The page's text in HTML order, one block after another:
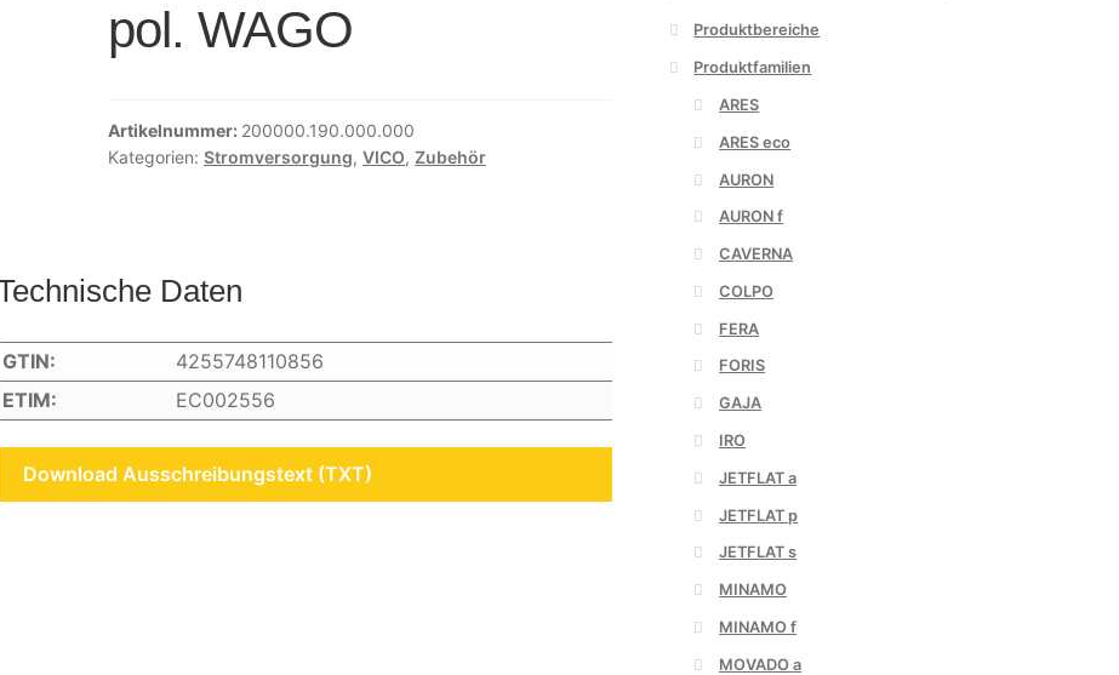
pol. WAGO
Artikelnummer: 200000.190.000.000
Kategorien:Stromversorgung,VICO,Zubehör
Daten
GTIN:
4255748110856
ETIM:
EC002556
Download Ausschreibungstext (TXT)
Produktbereiche
Produktfamilien
ARES
ARES eco
AURON
AURON f
CAVERNA
COLPO
FERA
FORIS
GAJA
IRO
JETFLAT a
JETFLAT p
JETFLAT s
MINAMO
MINAMO f
MOVADO a